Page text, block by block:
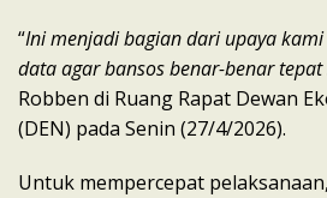
“Ini menjadi bagian dari upaya
data agar bansos benar-benar
Robben di Ruang Rapat Dewan
(DEN) pada Senin (27/4/2026).
Untuk mempercepat